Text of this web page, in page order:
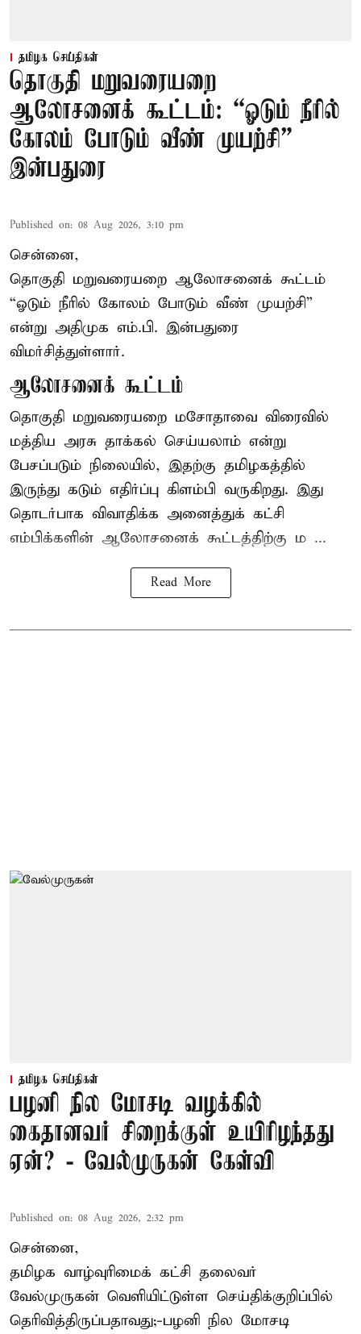
தமிழக செய்திகள்
தொகுதி மறுவரையறை
ஆலோசனைக் கூட்டம்: “ஓடும் நீரில்
கோலம் போடும் வீண் முயற்சி” –
இன்பதுரை
Published on: 08 Aug 2026, 3:10 pm
சென்னை,
தொகுதி மறுவரையறை ஆலோசனைக் கூட்டம்
“ஓடும் நீரில் கோலம் போடும் வீண் முயற்சி”
என்று அதிமுக எம்.பி. இன்பதுரை
விமர்சித்துள்ளார்.
ஆலோசனைக் கூட்டம்
தொகுதி மறுவரையறை மசோதாவை விரைவில்
மத்திய அரசு தாக்கல் செய்யலாம் என்று
பேசப்படும் நிலையில், இதற்கு தமிழகத்தில்
இருந்து கடும் எதிர்ப்பு கிளம்பி வருகிறது. இது
தொடர்பாக விவாதிக்க அனைத்துக் கட்சி
எம்பிக்களின் ஆலோசனைக் கூட்டத்திற்கு ம ...
Read More
தமிழக செய்திகள்
பழனி நில மோசடி வழக்கில்
கைதானவர் சிறைக்குள் உயிரிழந்தது
ஏன்? - வேல்முருகன் கேள்வி
Published on: 08 Aug 2026, 2:32 pm
சென்னை,
தமிழக வாழ்வுரிமைக் கட்சி தலைவர்
வேல்முருகன் வெளியிட்டுள்ள செய்திக்குறிப்பில்
தெரிவித்திருப்பதாவது;-பழனி நில மோசடி